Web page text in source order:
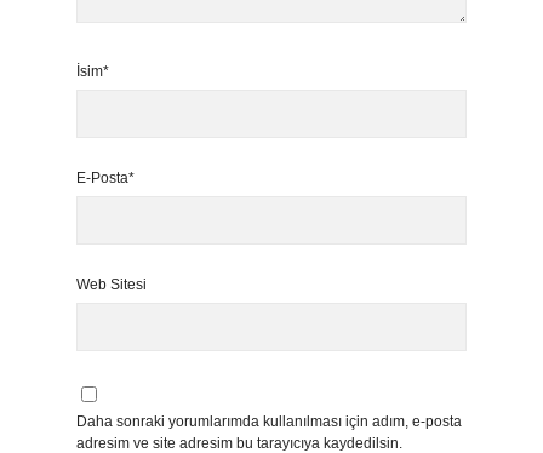
İsim*
E-Posta*
Web Sitesi
Daha sonraki yorumlarımda kullanılması için adım, e-posta
adresim ve site adresim bu tarayıcıya kaydedilsin.